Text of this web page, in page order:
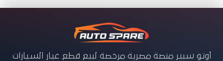
أوتو سبير منصة مصرية مرخصة لبيع قطع غيار السيارات